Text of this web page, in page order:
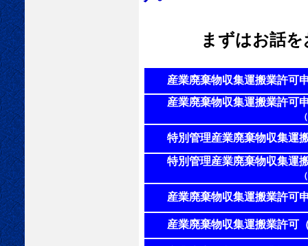
まずはお話
産業廃棄物収集運搬業許
産業廃棄物収集運搬業許可
（新規・同時に２自
特別管理産業廃棄物収集運
特別管理産業廃棄物収集運
（新規・同時に２自
産業廃棄物収集運搬業許可
産業廃棄物収集運搬業許可